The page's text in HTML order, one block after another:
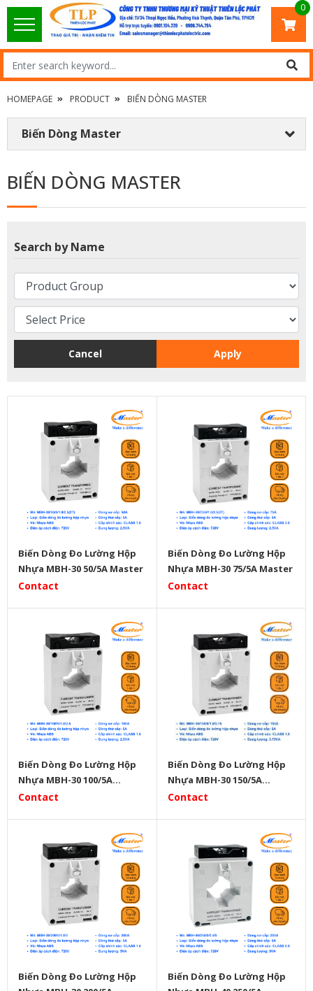
0
HOMEPAGE PRODUCT BIẾN DÒNG MASTER
Biến Dòng Master
BIẾN DÒNG MASTER
Search by Name
Cancel Apply
Biến Dòng Đo Lường Hộp
Nhựa MBH-30 50/5A Master
Contact
Biến Dòng Đo Lường Hộp
Nhựa MBH-30 75/5A Master
Contact
Biến Dòng Đo Lường Hộp
Nhựa MBH-30 100/5A
Master
Contact
Biến Dòng Đo Lường Hộp
Nhựa MBH-30 150/5A
Master
Contact
Biến Dòng Đo Lường Hộp
Biến Dòng Đo Lường Hộp